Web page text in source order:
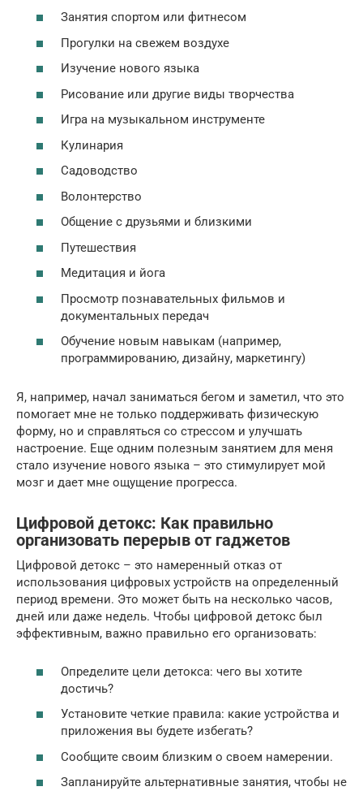
Занятия спортом или фитнесом
Прогулки на свежем воздухе
Изучение нового языка
Рисование или другие виды творчества
Игра на музыкальном инструменте
Кулинария
Садоводство
Волонтерство
Общение с друзьями и близкими
Путешествия
Медитация и йога
Просмотр познавательных фильмов и
документальных передач
Обучение новым навыкам (например,
программированию, дизайну, маркетингу)
Я, например, начал заниматься бегом и заметил, что это
помогает мне не только поддерживать физическую
форму, но и справляться со стрессом и улучшать
настроение. Еще одним полезным занятием для меня
стало изучение нового языка – это стимулирует мой
мозг и дает мне ощущение прогресса.
Цифровой детокс: Как правильно
организовать перерыв от гаджетов
Цифровой детокс – это намеренный отказ от
использования цифровых устройств на определенный
период времени. Это может быть на несколько часов,
дней или даже недель. Чтобы цифровой детокс был
эффективным, важно правильно его организовать:
Определите цели детокса: чего вы хотите
достичь?
Установите четкие правила: какие устройства и
приложения вы будете избегать?
Сообщите своим близким о своем намерении.
Запланируйте альтернативные занятия, чтобы не